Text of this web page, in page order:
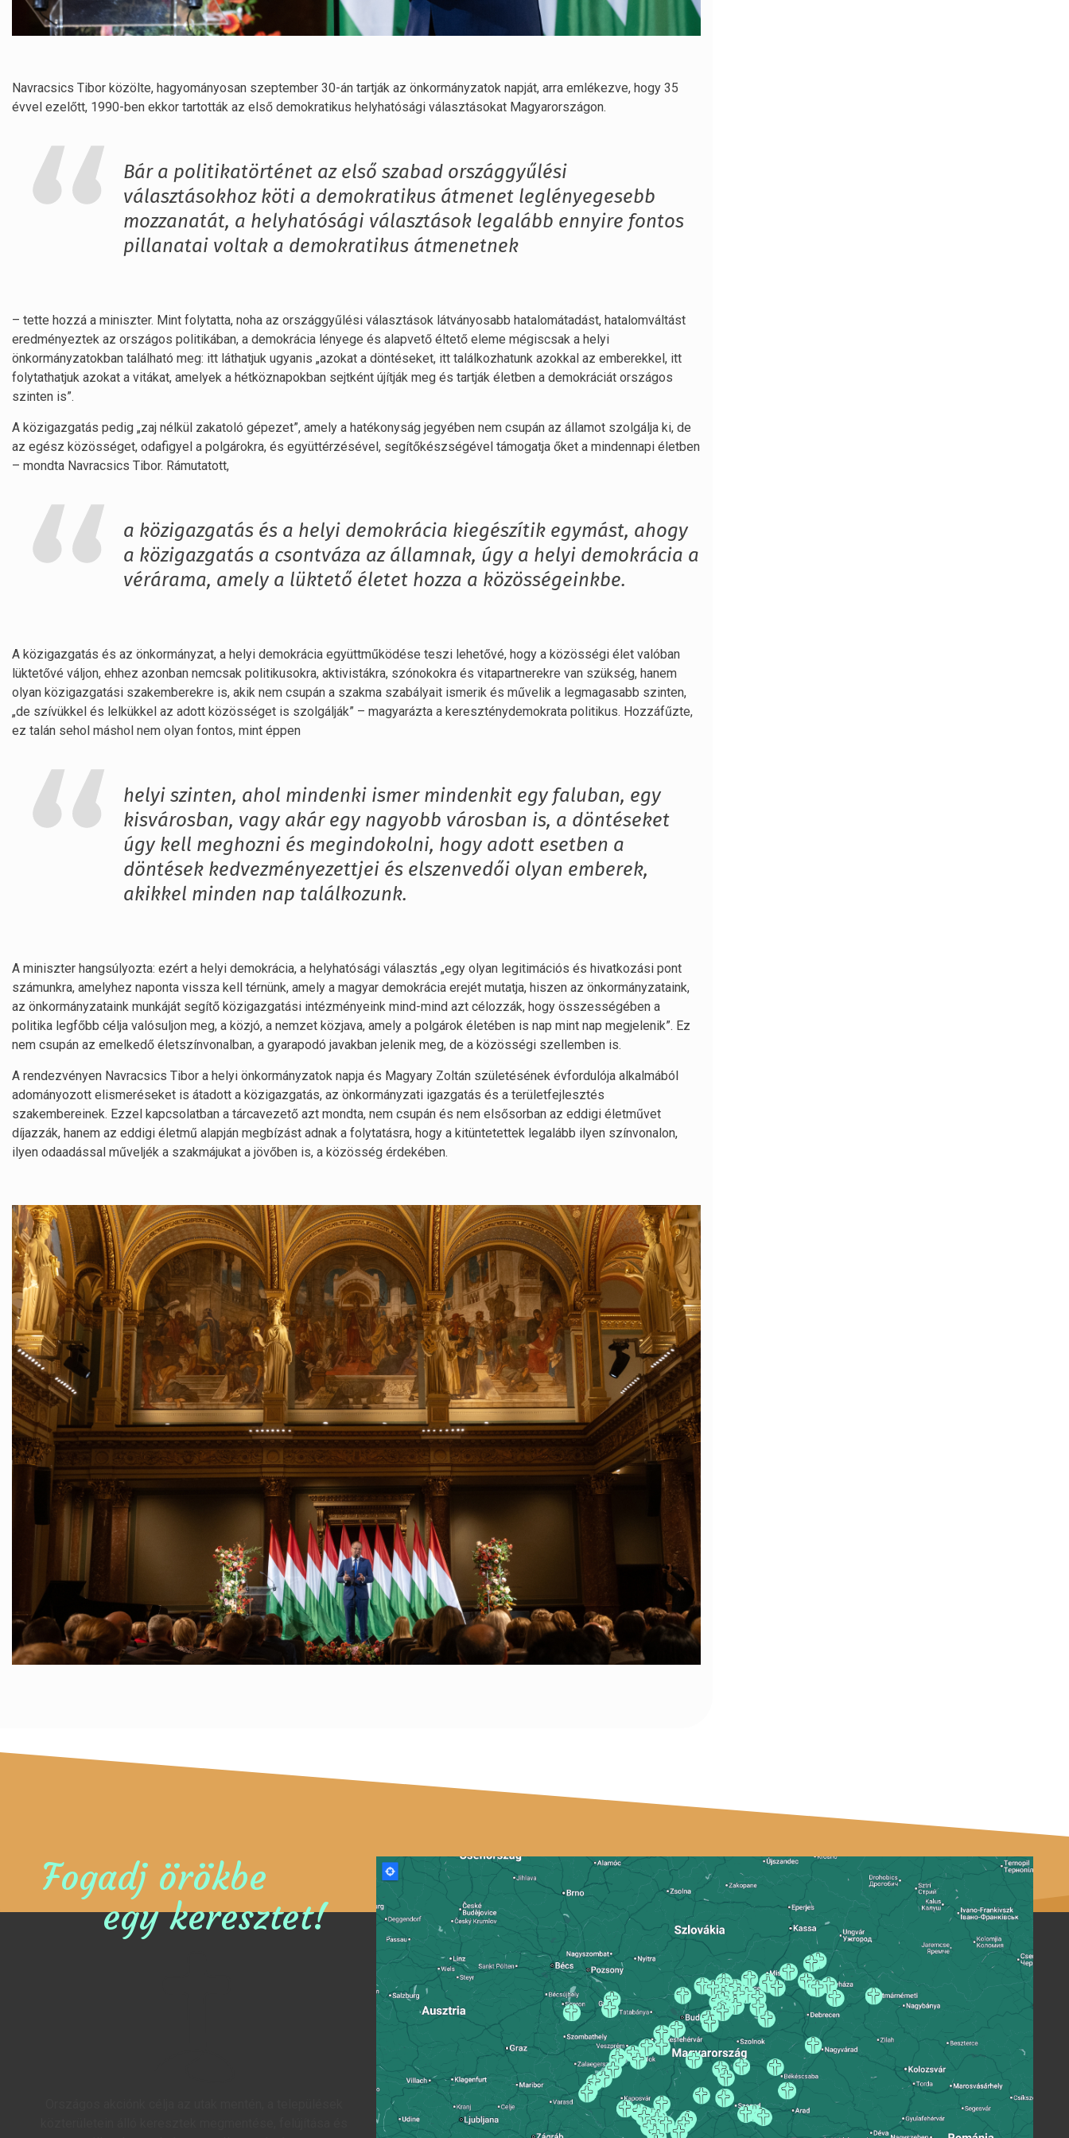
Navracsics Tibor közölte, hagyományosan szeptember 30-án tartják az önkormányzatok napját, arra emlékezve, hogy 35
évvel ezelőtt, 1990-ben ekkor tartották az első demokratikus helyhatósági választásokat Magyarországon.
Bár a politikatörténet az első szabad országgyűlési
választásokhoz köti a demokratikus átmenet leglényegesebb
mozzanatát, a helyhatósági választások legalább ennyire fontos
pillanatai voltak a demokratikus átmenetnek
– tette hozzá a miniszter. Mint folytatta, noha az országgyűlési választások látványosabb hatalomátadást, hatalomváltást
eredményeztek az országos politikában, a demokrácia lényege és alapvető éltető eleme mégiscsak a helyi
önkormányzatokban található meg: itt láthatjuk ugyanis „azokat a döntéseket, itt találkozhatunk azokkal az emberekkel, itt
folytathatjuk azokat a vitákat, amelyek a hétköznapokban sejtként újítják meg és tartják életben a demokráciát országos
szinten is”.
A közigazgatás pedig „zaj nélkül zakatoló gépezet”, amely a hatékonyság jegyében nem csupán az államot szolgálja ki, de
az egész közösséget, odafigyel a polgárokra, és együttérzésével, segítőkészségével támogatja őket a mindennapi életben
– mondta Navracsics Tibor. Rámutatott,
a közigazgatás és a helyi demokrácia kiegészítik egymást, ahogy
a közigazgatás a csontváza az államnak, úgy a helyi demokrácia a
vérárama, amely a lüktető életet hozza a közösségeinkbe.
A közigazgatás és az önkormányzat, a helyi demokrácia együttműködése teszi lehetővé, hogy a közösségi élet valóban
lüktetővé váljon, ehhez azonban nemcsak politikusokra, aktivistákra, szónokokra és vitapartnerekre van szükség, hanem
olyan közigazgatási szakemberekre is, akik nem csupán a szakma szabályait ismerik és művelik a legmagasabb szinten,
„de szívükkel és lelkükkel az adott közösséget is szolgálják” – magyarázta a kereszténydemokrata politikus. Hozzáfűzte,
ez talán sehol máshol nem olyan fontos, mint éppen
helyi szinten, ahol mindenki ismer mindenkit egy faluban, egy
kisvárosban, vagy akár egy nagyobb városban is, a döntéseket
úgy kell meghozni és megindokolni, hogy adott esetben a
döntések kedvezményezettjei és elszenvedői olyan emberek,
akikkel minden nap találkozunk.
A miniszter hangsúlyozta: ezért a helyi demokrácia, a helyhatósági választás „egy olyan legitimációs és hivatkozási pont
számunkra, amelyhez naponta vissza kell térnünk, amely a magyar demokrácia erejét mutatja, hiszen az önkormányzataink,
az önkormányzataink munkáját segítő közigazgatási intézményeink mind-mind azt célozzák, hogy összességében a
politika legfőbb célja valósuljon meg, a közjó, a nemzet közjava, amely a polgárok életében is nap mint nap megjelenik”. Ez
nem csupán az emelkedő életszínvonalban, a gyarapodó javakban jelenik meg, de a közösségi szellemben is.
A rendezvényen Navracsics Tibor a helyi önkormányzatok napja és Magyary Zoltán születésének évfordulója alkalmából
adományozott elismeréseket is átadott a közigazgatás, az önkormányzati igazgatás és a területfejlesztés
szakembereinek. Ezzel kapcsolatban a tárcavezető azt mondta, nem csupán és nem elsősorban az eddigi életművet
díjazzák, hanem az eddigi életmű alapján megbízást adnak a folytatásra, hogy a kitüntetettek legalább ilyen színvonalon,
ilyen odaadással műveljék a szakmájukat a jövőben is, a közösség érdekében.
Fogadj örökbe
egy keresztet!